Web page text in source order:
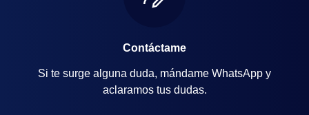
Contáctame
Si te surge alguna duda, mándame WhatsApp y
aclaramos tus dudas.